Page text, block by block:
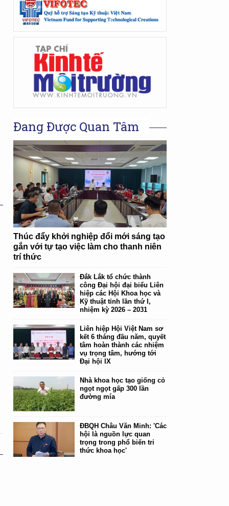
Đang Được Quan Tâm
Thúc đẩy khởi nghiệp đổi mới sáng tạo
gắn với tự tạo việc làm cho thanh niên
trí thức
Đắk Lắk tổ chức thành
công Đại hội đại biểu Liên
hiệp các Hội Khoa học và
Kỹ thuật tỉnh lần thứ I,
nhiệm kỳ 2026 – 2031
Liên hiệp Hội Việt Nam sơ
kết 6 tháng đầu năm, quyết
tâm hoàn thành các nhiệm
vụ trọng tâm, hướng tới
Đại hội IX
Nhà khoa học tạo giống cỏ
ngọt ngọt gấp 300 lần
đường mía
ĐBQH Châu Văn Minh: 'Các
hội là nguồn lực quan
trọng trong phổ biến tri
thức khoa học'